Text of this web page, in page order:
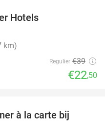
Hotels
km)
Regulier €39
€22,50
à la carte bij